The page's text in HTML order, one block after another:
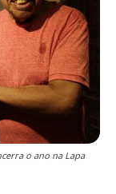
o ano na Lapa